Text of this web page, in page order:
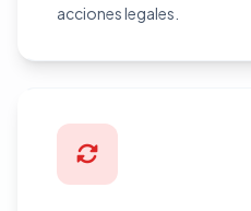
acciones legales.